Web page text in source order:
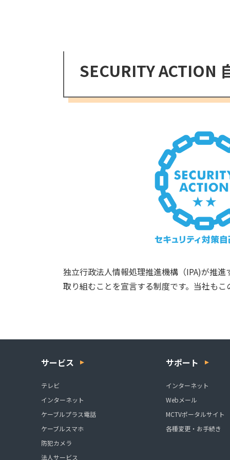
SECURITY ACTION
独立行政法人情報処理推進機構（IPA)が推
取り組むことを宣言する制度です。当社も
サービス
テレビ
インターネット
ケーブルプラス電話
ケーブルスマホ
防犯カメラ
法人サービス
サポート
インターネット
Webメール
MCTVポータルサイト
各種変更・お手続き